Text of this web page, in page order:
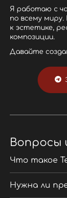
Я работаю с
по всему
к эстетике,
композиции.
Давайте
Вопросы
Что такое
Нужна ли